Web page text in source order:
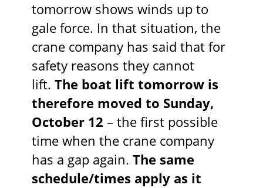
tomorrow shows winds up to
gale force. In that situation, the
crane company has said that for
safety reasons they cannot
lift. The boat lift tomorrow is
therefore moved to Sunday,
October 12 – the first possible
time when the crane company
has a gap again. The same
schedule/times apply as it